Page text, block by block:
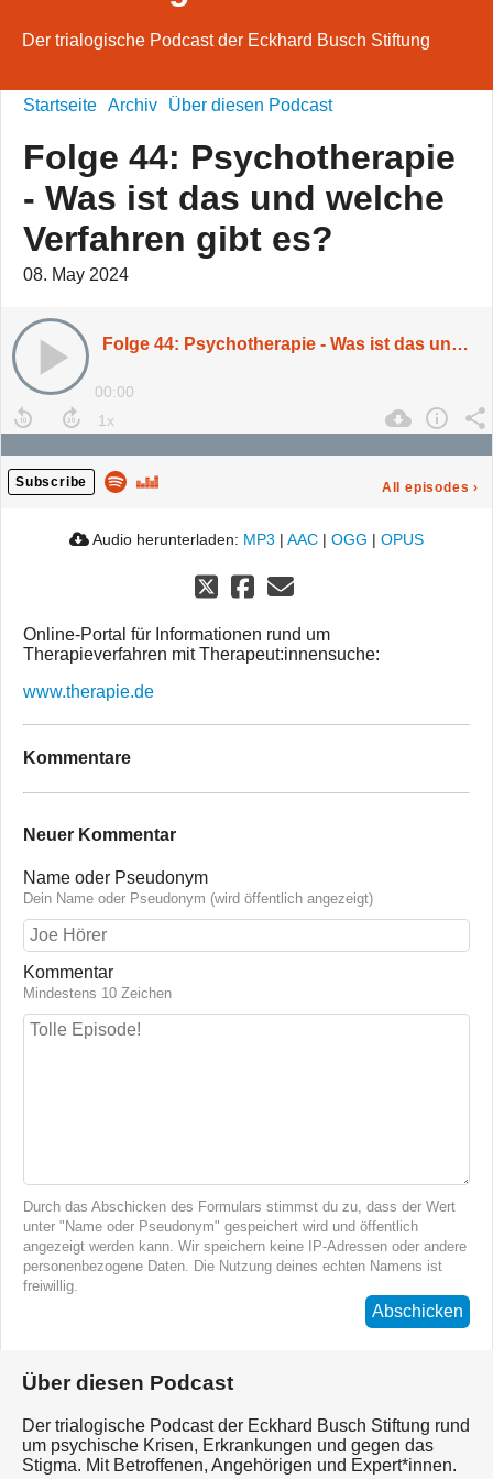
Der trialogische Podcast der Eckhard Busch Stiftung
Startseite Archiv Über diesen Podcast
Folge 44: Psychotherapie
- Was ist das und welche
Verfahren gibt es?
08. May 2024
Folge 44: Psychotherapie - Was ist das und welche Verfahren gibt es?
00:00
Subscribe All episodes ›
Audio herunterladen: MP3 | AAC | OGG | OPUS
Online-Portal für Informationen rund um
Therapieverfahren mit Therapeut:innensuche:
www.therapie.de
Kommentare
Neuer Kommentar
Name oder Pseudonym
Dein Name oder Pseudonym (wird öffentlich angezeigt)
Kommentar
Mindestens 10 Zeichen
Durch das Abschicken des Formulars stimmst du zu, dass der Wert
unter "Name oder Pseudonym" gespeichert wird und öffentlich
angezeigt werden kann. Wir speichern keine IP-Adressen oder andere
personenbezogene Daten. Die Nutzung deines echten Namens ist
freiwillig.
Abschicken
Über diesen Podcast
Der trialogische Podcast der Eckhard Busch Stiftung rund
um psychische Krisen, Erkrankungen und gegen das
Stigma. Mit Betroffenen, Angehörigen und Expert*innen.